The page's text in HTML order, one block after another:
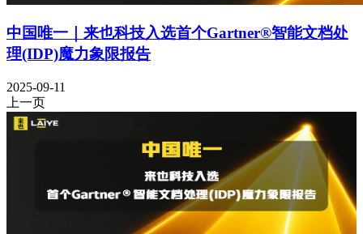
中国唯一｜来也科技入选首个Gartner®智能文档处
理(IDP)魔力象限报告
2025-09-11
上一页